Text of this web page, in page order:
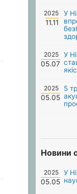
2025
11.11
У
2025
05.07
У
2025
05.05
5
Новини
2025
05.05
У